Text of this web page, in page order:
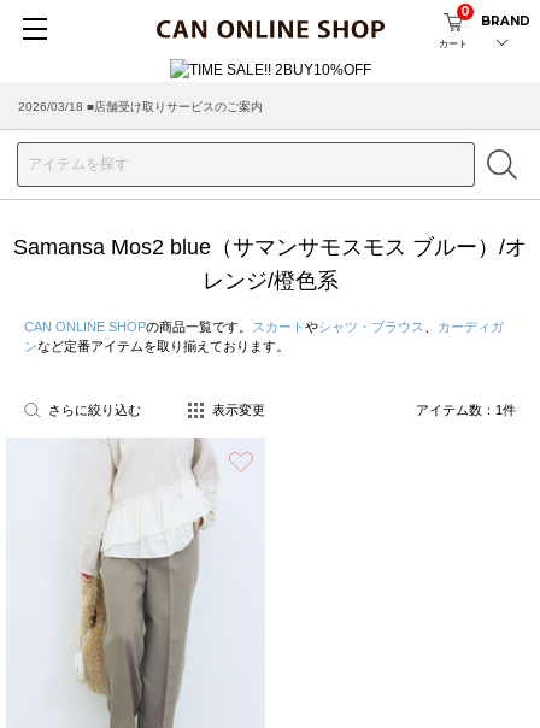
カート
0
BRAND
2026/03/18 ■店舗受け取りサービスのご案内
Samansa Mos2 blue（サマンサモスモス ブルー）/オ
レンジ/橙色系
CAN ONLINE SHOPの商品一覧です。 スカート やシャツ・ブラウス
カーディガ
ンなど定番アイテムを取り揃えております。
さらに絞り込む 表示変更 アイテム数： 1件